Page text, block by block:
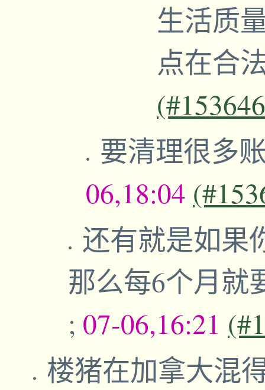
生活质
点在合
要清理很多
06,18:04
还有就是如果
那么每6个月
; 07-06,16:21
楼猪在加拿大混